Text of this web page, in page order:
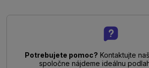
Potrebujete pomoc? Kontaktujte
spoločne nájdeme ideálnu